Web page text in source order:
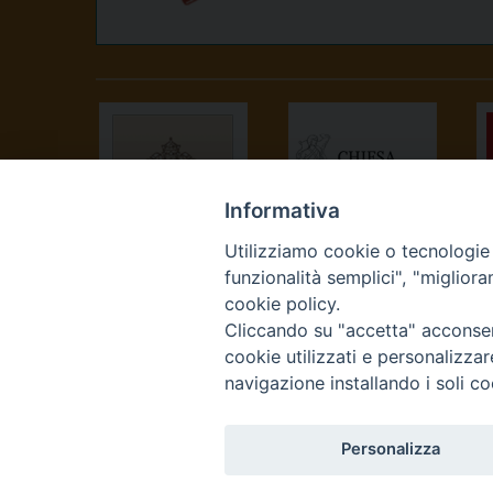
CONFERENZA
EPISCOPALE
ITALIANA
Informativa
Utilizziamo cookie o
funzionalità semplici",
cookie policy.
Cliccando su "accetta"
cookie utilizzati e
navigazione installando i soli
Personalizza